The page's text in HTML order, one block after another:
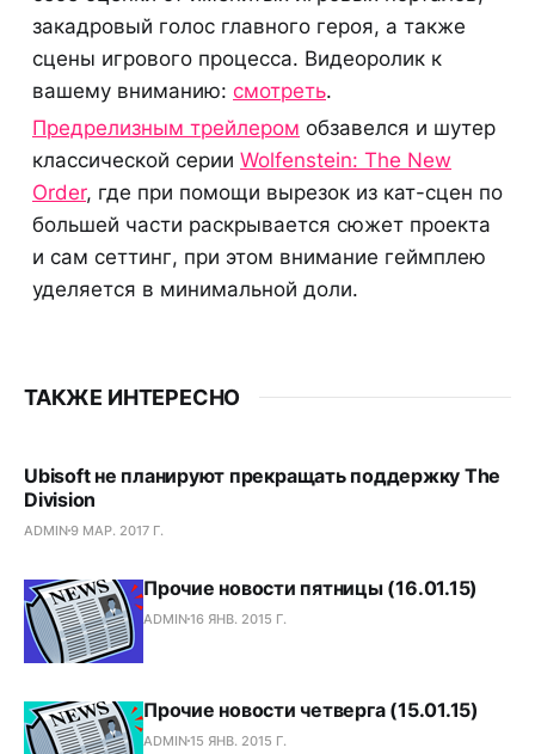
закадровый голос главного героя, а также
сцены игрового процесса. Видеоролик к
вашему вниманию: смотреть.
Предрелизным трейлером обзавелся и шутер
классической серии Wolfenstein: The New
Order, где при помощи вырезок из кат-сцен по
большей части раскрывается сюжет проекта
и сам сеттинг, при этом внимание геймплею
уделяется в минимальной доли.
ТАКЖЕ ИНТЕРЕСНО
Ubisoft не планируют прекращать поддержку The
Division
ADMIN9 МАР. 2017 Г.
Прочие новости пятницы (16.01.15)
ADMIN16 ЯНВ. 2015 Г.
Прочие новости четверга (15.01.15)
ADMIN15 ЯНВ. 2015 Г.